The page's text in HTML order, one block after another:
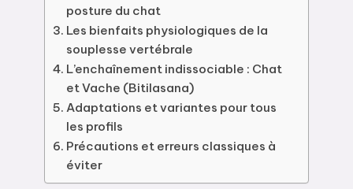
posture du chat
Les bienfaits physiologiques de la
souplesse vertébrale
L’enchaînement indissociable : Chat
et Vache (Bitilasana)
Adaptations et variantes pour tous
les profils
Précautions et erreurs classiques à
éviter